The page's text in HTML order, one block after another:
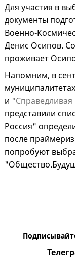
Для участия в
документы
Военно-
Денис Осипов.
проживает
Напомним, в
и "Справедливая
представили
Россия"
после
попробуют